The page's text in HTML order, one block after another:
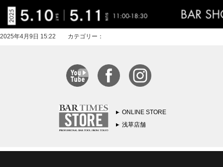
2025年4月9日 15:22 カテゴリー：
ONLINE STORE
浅草店舗